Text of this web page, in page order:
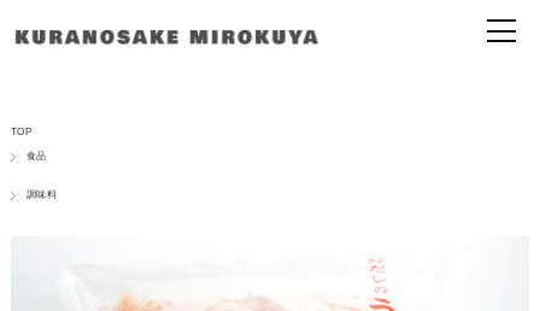
TOP
食品
調味料